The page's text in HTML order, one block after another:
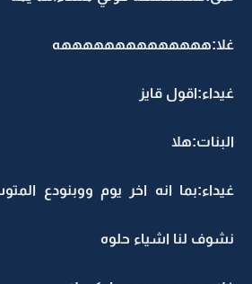
غلا:ههههههههههههههه
غيداء:اقول قايز
البنات:هلا
غيداء:بما انه اخر يوم ووبنودع
نشوف لنا اشياء حلوه